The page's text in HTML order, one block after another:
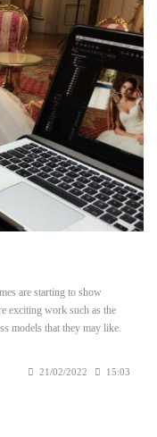
are starting to show
exciting work such as the
models that they may like.
21/02/2022 15:03